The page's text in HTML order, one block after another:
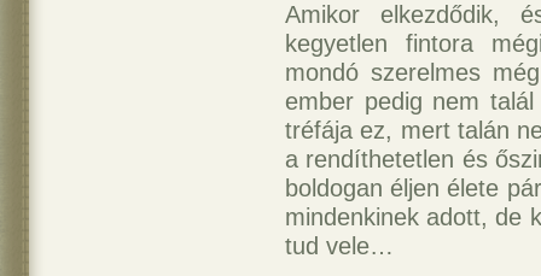
Amikor elkezdődik,
kegyetlen fintora
mondó szerelmes
ember pedig nem
tréfája ez, mert talán
a rendíthetetlen és
boldogan éljen élete
mindenkinek adott, de
tud vele…